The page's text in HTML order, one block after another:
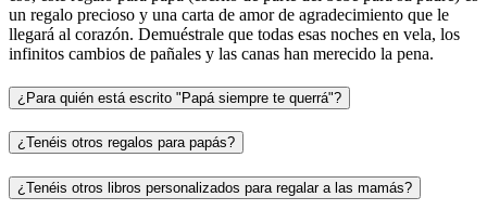
un regalo precioso y una carta de amor de agradecimiento que le
llegará al corazón. Demuéstrale que todas esas noches en vela, los
infinitos cambios de pañales y las canas han merecido la pena.
¿Para quién está escrito "Papá siempre te querrá"?
¿Tenéis otros regalos para papás?
¿Tenéis otros libros personalizados para regalar a las mamás?